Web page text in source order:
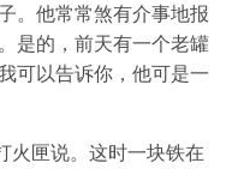
。他常常煞有介事地报
是的，前天有一个老罐
可以告诉你，他可是一
火匣说。这时一块铁在